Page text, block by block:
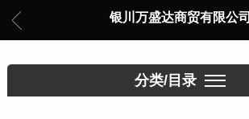
银川万盛达商贸有限公司
分类/目录